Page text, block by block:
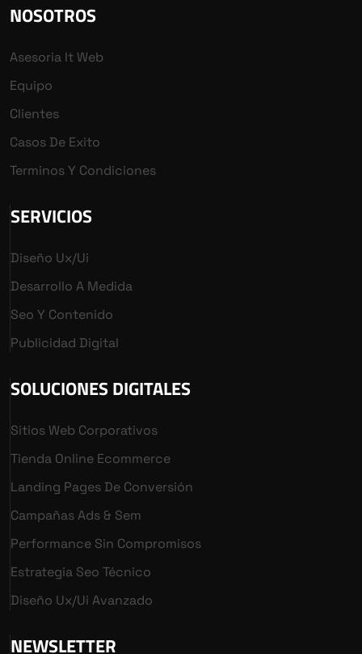
NOSOTROS
Asesoria It Web
Equipo
Clientes
Casos De Exito
Terminos Y Condiciones
SERVICIOS
Diseño Ux/ui
Desarrollo A Medida
Seo Y Contenido
Publicidad Digital
SOLUCIONES DIGITALES
Sitios Web Corporativos
Tienda Online Ecommerce
Landing Pages De Conversión
Campañas Ads & Sem
Performance Sin Compromisos
Estrategia Seo Técnico
Diseño Ux/ui Avanzado
NEWSLETTER